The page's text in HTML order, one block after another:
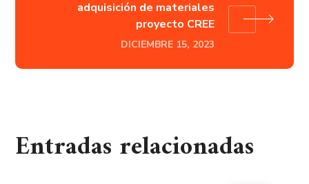
adquisición de materiales
proyecto CREE
DICIEMBRE 15, 2023
Entradas relacionadas